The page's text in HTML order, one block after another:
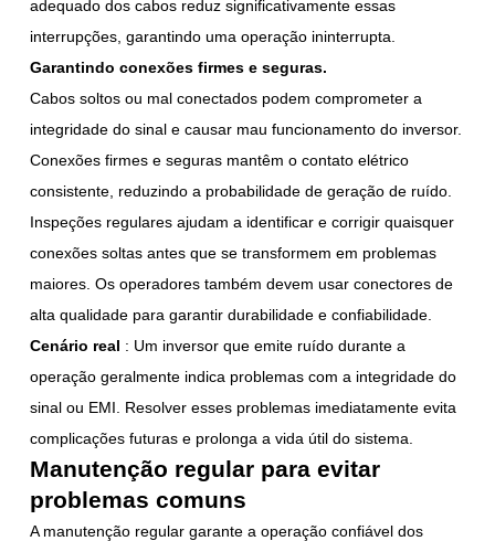
adequado dos cabos reduz significativamente essas
interrupções, garantindo uma operação ininterrupta.
Garantindo conexões firmes e seguras.
Cabos soltos ou mal conectados podem comprometer a
integridade do sinal e causar mau funcionamento do inversor.
Conexões firmes e seguras mantêm o contato elétrico
consistente, reduzindo a probabilidade de geração de ruído.
Inspeções regulares ajudam a identificar e corrigir quaisquer
conexões soltas antes que se transformem em problemas
maiores. Os operadores também devem usar conectores de
alta qualidade para garantir durabilidade e confiabilidade.
Cenário real : Um inversor que emite ruído durante a
operação geralmente indica problemas com a integridade do
sinal ou EMI. Resolver esses problemas imediatamente evita
complicações futuras e prolonga a vida útil do sistema.
Manutenção regular para evitar
problemas comuns
A manutenção regular garante a operação confiável dos